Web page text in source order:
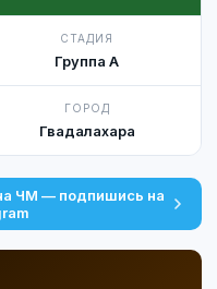
СТАДИЯ
Группа A
ГОРОД
Гвадалахара
ЧМ — подпишись на